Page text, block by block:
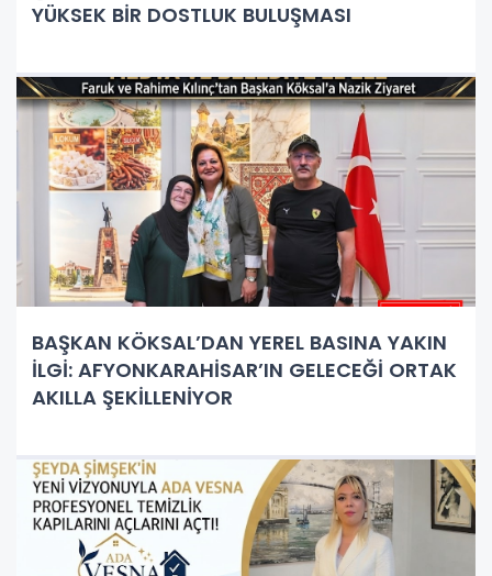
YÜKSEK BİR DOSTLUK BULUŞMASI
BAŞKAN KÖKSAL’DAN YEREL BASINA YAKIN
İLGİ: AFYONKARAHİSAR’IN GELECEĞİ ORTAK
AKILLA ŞEKİLLENİYOR